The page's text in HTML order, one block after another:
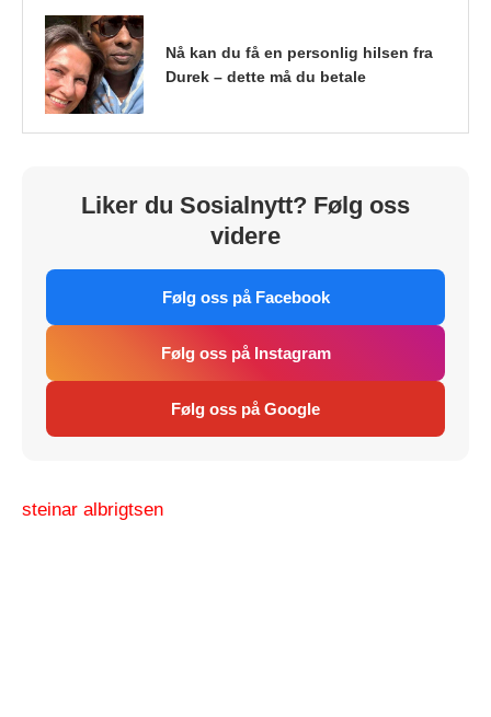
Nå kan du få en personlig hilsen fra
Durek – dette må du betale
Liker du Sosialnytt? Følg oss
videre
Følg oss på Facebook
Følg oss på Instagram
Følg oss på Google
steinar albrigtsen